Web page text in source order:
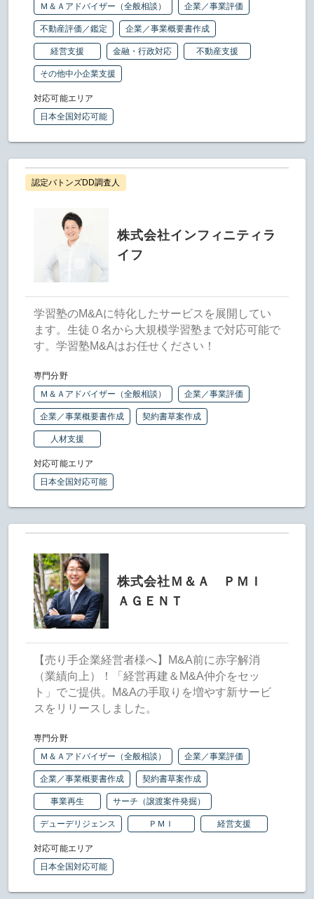
Ｍ＆Ａアドバイザー（全般相談）
企業／事業評価
不動産評価／鑑定 企業／事業概要書作成
経営支援 金融・行政対応 不動産支援
その他中小企業支援
対応可能エリア
日本全国対応可能
認定バトンズDD調査人
株式会社インフィニティラ
イフ
学習塾のM&Aに特化したサービスを展開してい
ます。生徒０名から大規模学習塾まで対応可能で
す。学習塾M&Aはお任せください！
専門分野
Ｍ＆Ａアドバイザー（全般相談）
企業／事業評価
企業／事業概要書作成 契約書草案作成
人材支援
対応可能エリア
日本全国対応可能
株式会社Ｍ＆Ａ ＰＭＩ
ＡＧＥＮＴ
【売り手企業経営者様へ】M&A前に赤字解消
（業績向上）！「経営再建＆M&A仲介をセッ
ト」でご提供。M&Aの手取りを増やす新サービ
スをリリースしました。
専門分野
Ｍ＆Ａアドバイザー（全般相談）
企業／事業評価
企業／事業概要書作成 契約書草案作成
事業再生 サーチ（譲渡案件発掘）
デューデリジェンス ＰＭＩ 経営支援
対応可能エリア
日本全国対応可能